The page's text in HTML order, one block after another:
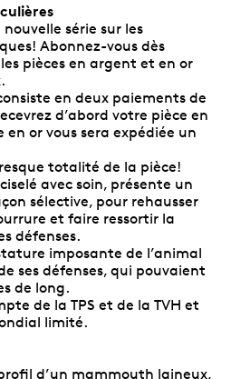
série sur les
Abonnez-vous dès
pièces en argent et en or
en deux paiements de
d’abord votre pièce en
or vous sera expédiée un
totalité de la pièce!
avec soin, présente un
sélective, pour rehausser
et faire ressortir la
défenses.
imposante de l’animal
ses défenses, qui pouvaient
de long.
de la TPS et de la TVH et
limité.
d’un mammouth laineux,